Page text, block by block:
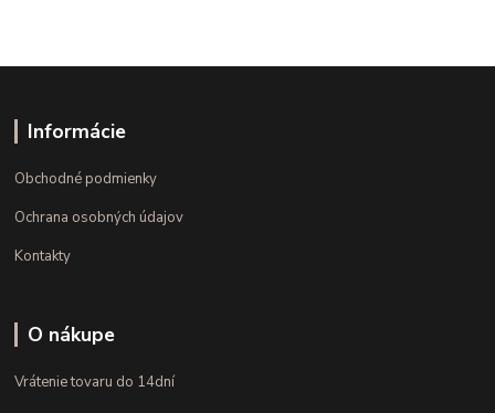
Informácie
Obchodné podmienky
Ochrana osobných údajov
Kontakty
O nákupe
Vrátenie tovaru do 14dní